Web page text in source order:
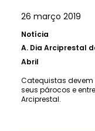
26 março 2019
Notícia
A. Dia Arciprestal
Abril
Catequistas
seus párocos e
Arciprestal.